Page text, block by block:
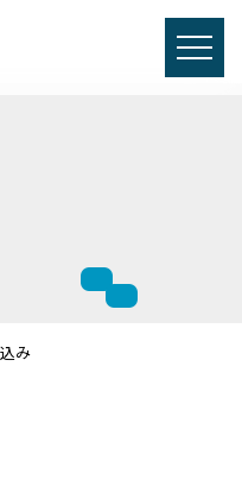
み